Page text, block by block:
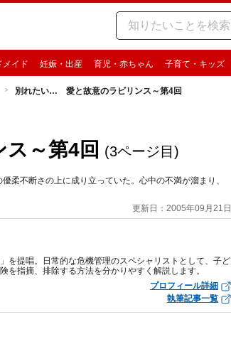
メイド 妊娠・出産 育児・赤ちゃん 子育て・キッズ
別れたい… 愛と故意のラビリンス～第4回
～第4回 (3ページ目)
柔不断さの上に成り立っていた。心中の不満が溜まり、
更新日：2005年09月21日
を提唱。日常的な危機管理のスペシャリストとして、子ど
を指摘、排除する方法を分かりやすく解説します。
プロフィール詳細
執筆記事一覧